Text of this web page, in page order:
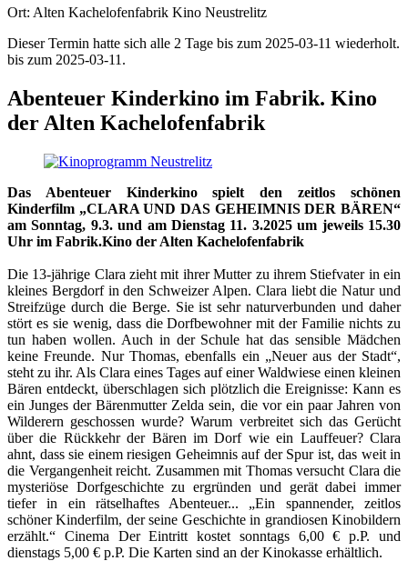
Ort: Alten Kachelofenfabrik Kino Neustrelitz
Dieser Termin hatte sich alle 2 Tage bis zum 2025-03-11 wiederholt.
bis zum 2025-03-11.
Abenteuer Kinderkino im Fabrik. Kino
der Alten Kachelofenfabrik
Das Abenteuer Kinderkino spielt den zeitlos schönen
Kinderfilm „CLARA UND DAS GEHEIMNIS DER BÄREN“
am Sonntag, 9.3. und am Dienstag 11. 3.2025 um jeweils 15.30
Uhr im Fabrik.Kino der Alten Kachelofenfabrik
Die 13-jährige Clara zieht mit ihrer Mutter zu ihrem Stiefvater in ein
kleines Bergdorf in den Schweizer Alpen. Clara liebt die Natur und
Streifzüge durch die Berge. Sie ist sehr naturverbunden und daher
stört es sie wenig, dass die Dorfbewohner mit der Familie nichts zu
tun haben wollen. Auch in der Schule hat das sensible Mädchen
keine Freunde. Nur Thomas, ebenfalls ein „Neuer aus der Stadt“,
steht zu ihr. Als Clara eines Tages auf einer Waldwiese einen kleinen
Bären entdeckt, überschlagen sich plötzlich die Ereignisse: Kann es
ein Junges der Bärenmutter Zelda sein, die vor ein paar Jahren von
Wilderern geschossen wurde? Warum verbreitet sich das Gerücht
über die Rückkehr der Bären im Dorf wie ein Lauffeuer? Clara
ahnt, dass sie einem riesigen Geheimnis auf der Spur ist, das weit in
die Vergangenheit reicht. Zusammen mit Thomas versucht Clara die
mysteriöse Dorfgeschichte zu ergründen und gerät dabei immer
tiefer in ein rätselhaftes Abenteuer... „Ein spannender, zeitlos
schöner Kinderfilm, der seine Geschichte in grandiosen Kinobildern
erzählt.“ Cinema Der Eintritt kostet sonntags 6,00 € p.P. und
dienstags 5,00 € p.P. Die Karten sind an der Kinokasse erhältlich.